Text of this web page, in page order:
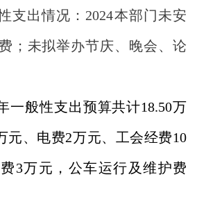
支出情况： 2024本部门未安
；未拟举办节庆、晚会、论
一般性支出预算共计18.50万
元、 电费2万元、工会经费10
3万元，公车运行及维护费